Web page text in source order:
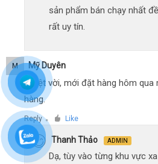
sản phẩm bán chạy nhất
rất uy tín.
M Mỹ Duyên
Tuyệt vời, mới đặt hàng hôm
hàng.
Reply ● Like
Thanh Thảo ADMIN
Dạ, tùy vào từng khu vực